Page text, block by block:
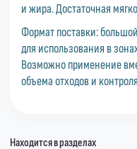
и жира. Достаточная
Формат поставки:
для использования в
Возможно применение
объема отходов и
Находится в разделах